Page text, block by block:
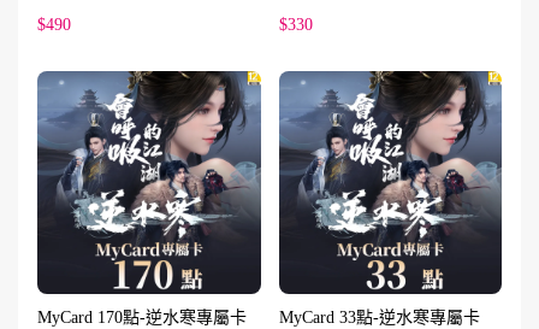
$490 $330
MyCard 170點-逆水寒專屬卡 MyCard 33點-逆水寒專屬卡